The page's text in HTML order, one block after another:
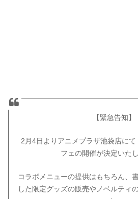
【緊急告知】
2月4日よりアニメプラザ池袋店に
フェの開催が決定いた
コラボメニューの提供はもちろん、
した限定グッズの販売やノベルティ